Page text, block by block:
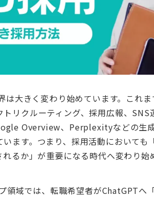
大きく変わり始めています。これ
リクルーティング、採用広報、SNS
Overview、Perplexityなどの生
ます。つまり、採用活動においても
るか」が重要になる時代へ変わり始
領域では、転職希望者がChatGPTへ